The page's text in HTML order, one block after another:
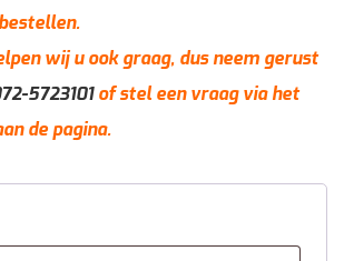
wij u ook graag, dus neem gerust
5723101of stel een vraag via het
de pagina.